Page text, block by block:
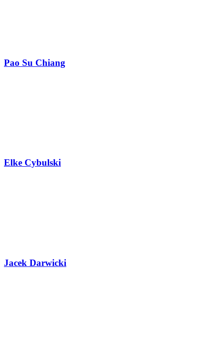
Pao Su Chiang
Elke Cybulski
Jacek Darwicki